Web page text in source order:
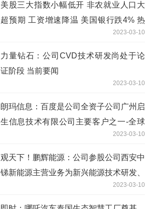
美股三大指数小幅低开 非农就业人口大
超预期 工资增速降温 美国银行跌4% 热
2023-03-10
力量钻石：公司CVD技术研发尚处于论
证阶段 当前要闻
2023-03-10
朗玛信息：百度是公司全资子公司广州启
生信息技术有限公司主要客户之一-全球
2023-03-10
观天下！鹏辉能源：公司参股公司西安中
锑新能源主营业务为新兴能源技术研发、
2023-03-10